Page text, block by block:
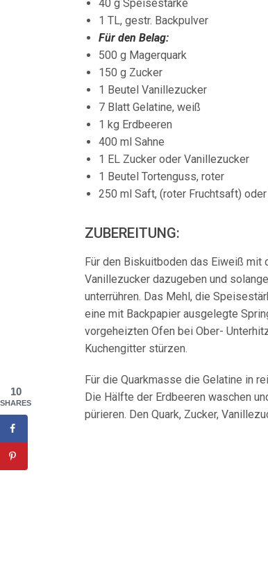
40 g Speisestärke
1 TL, gestr. Backpulver
Für den Belag:
500 g Magerquark
150 g Zucker
1 Beutel Vanillezucker
7 Blatt Gelatine, weiß
1 kg Erdbeeren
400 ml Sahne
1 EL Zucker oder Vanillezucker
1 Beutel Tortenguss, roter
250 ml Saft, (roter Fruchtsaft)
ZUBEREITUNG:
Für den Biskuitboden das Eiweiß
Vanillezucker dazugeben und
unterrühren. Das Mehl, die
eine mit Backpapier ausgelegte
vorgeheizten Ofen bei Ober-
Kuchengitter stürzen.
Für die Quarkmasse die Gelatine in
Die Hälfte der Erdbeeren waschen
pürieren. Den Quark, Zucker,
10
SHARES